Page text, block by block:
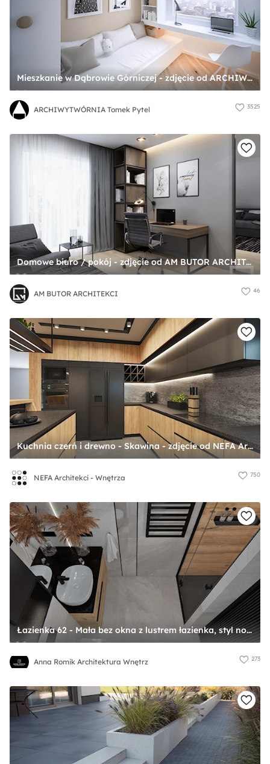
Mieszkanie w Dąbrowie Górniczej - zdjęcie od ARCHIWYTWÓRNIA Tomek Pytel
ARCHIWYTWÓRNIA Tomek Pytel 3525
Domowe biuro / pokój - zdjęcie od AM BUTOR ARCHITEKCI
AM BUTOR ARCHITEKCI 46
Kuchnia czerń i drewno - Skawina - zdjęcie od NEFA Architekci - Wnętrza
NEFA Architekci - Wnętrza 750
Łazienka 62 - Mała bez okna z lustrem łazienka, styl nowoczesny - zdjęcie od Anna Romik Architektura Wnętrz
Anna Romik Architektura Wnętrz 273